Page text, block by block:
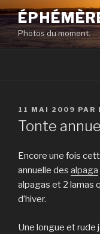
Aller
contenu
principal
Photos du moment.
PUBLIÉ
LE
11 MAI 2009 PAR
Tonte
Encore une fois
annuelle des alpaga
alpagas et 2 lamas
d’hiver.
Une longue et rude